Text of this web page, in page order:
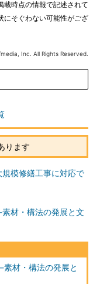
載時点の情報で記述されて
にそぐわない可能性がござ
Inc. All Rights Reserved.
ります
規模修繕工事に対応で
材・構法の発展と文
材・構法の発展と